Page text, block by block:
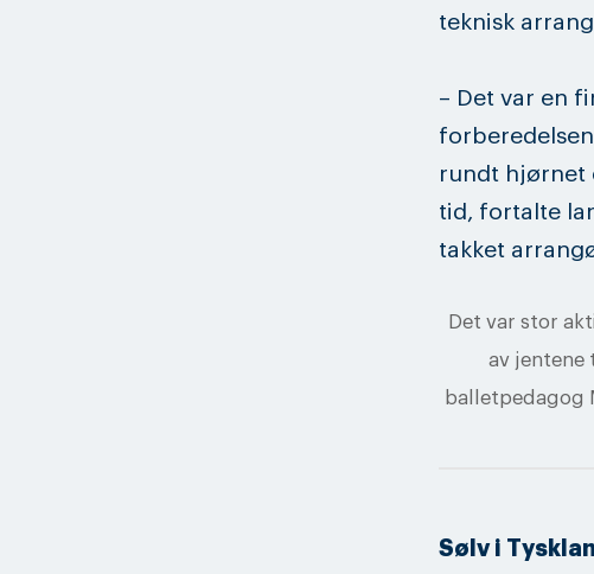
teknisk
– Det var en
rundt hjørnet
tid, fortalte
takket
Det var stor
av jentene
balletpedagog
Sølv i